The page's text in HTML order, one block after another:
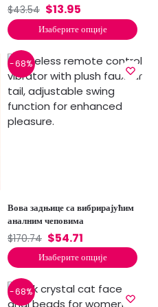
$43.54 $13.95
Изаберите опције
-68%
Вова задњице са вибрирајућим
аналним чеповима
$170.74 $54.71
Изаберите опције
-68%